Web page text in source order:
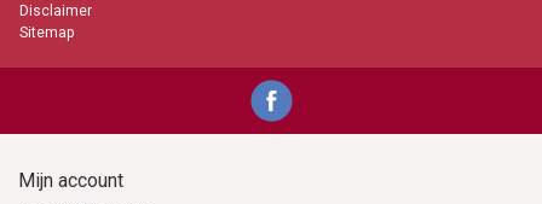
Disclaimer
Sitemap
Mijn account